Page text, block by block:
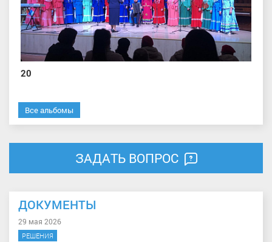
20
Все альбомы
ЗАДАТЬ ВОПРОС
ДОКУМЕНТЫ
29 мая 2026
РЕШЕНИЯ